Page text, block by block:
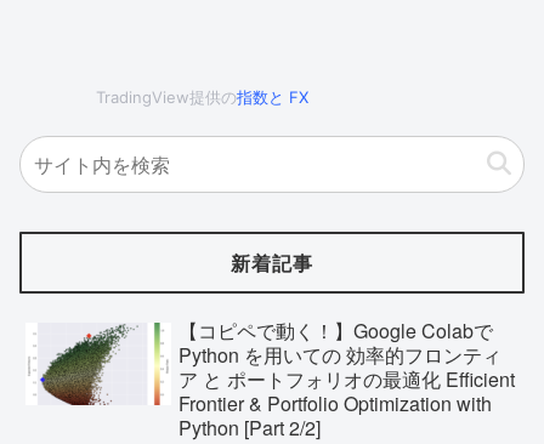
TradingView提供の指数と FX
新着記事
【コピペで動く！】Google Colabで
Python を用いての 効率的フロンティ
ア と ポートフォリオの最適化 Efficient
Frontier & Portfolio Optimization with
Python [Part 2/2]